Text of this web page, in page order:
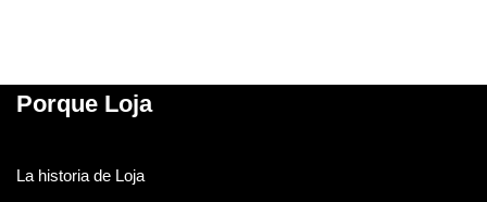
Porque Loja
La historia de Loja